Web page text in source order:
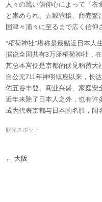
人々の篤い信仰心によって「衣
と崇められ、五穀豊穣、商売
国津々浦々に至るまで広く信仰
“稻荷神社”堪称是最贴近日本人
据说全国共有3万座稻荷神社，
其总本宫便是京都的伏见稻荷大
自公元711年神明镇座以来，长
佑五谷丰登、商业兴盛、家庭安
近年来除了日本人之外，也有许
成为代表京都与日本的名胜，闻
観光スポット
Post
navigation
← 大阪